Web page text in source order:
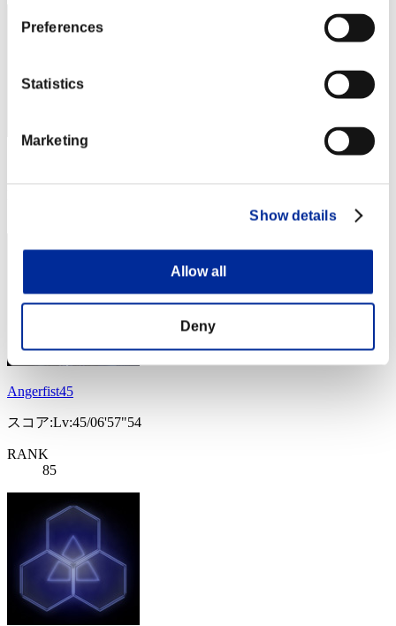
Preferences
Statistics
Marketing
Show details
Allow all
Deny
Angerfist45
スコア:Lv:45/06'57"54
RANK
85